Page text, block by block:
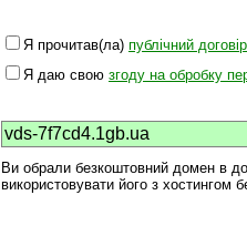
Я прочитав(ла) публічний договір
Я даю свою згоду на обробку
Ви обрали безкоштовний домен в
використовувати його з хостингом